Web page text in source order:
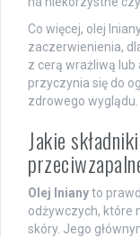
Co więcej, olej
zaczerwienienia,
z cerą wrażliwą
przyczynia się do
zdrowego wyglądu.
Jakie
Olej lnianyto
odżywczych, które
skóry. Jego